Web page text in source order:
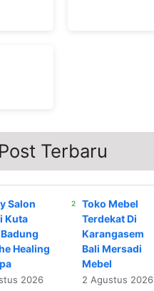
Post Terbaru
Salon
Kuta
Healing
2026
Toko Mebel
Terdekat Di
Karangasem
Bali Mersadi
Mebel
2 Agustus 2026